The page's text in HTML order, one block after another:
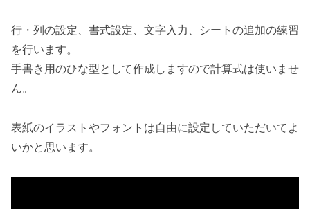
行・列の設定、書式設定、文字入力、シートの追加の練習
を行います。
手書き用のひな型として作成しますので計算式は使いませ
ん。
表紙のイラストやフォントは自由に設定していただいてよ
いかと思います。